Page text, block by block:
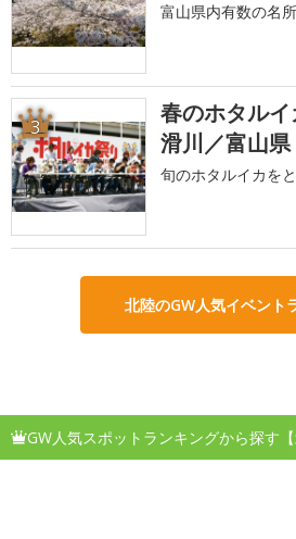
富山県内有数の名
3
春のホタル
滑川／富山県
旬のホタルイカを
北陸のGW人気イベント
GW人気スポットランキングから探す【